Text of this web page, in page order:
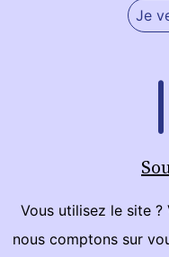
Je
Vous utilisez le site
nous comptons sur